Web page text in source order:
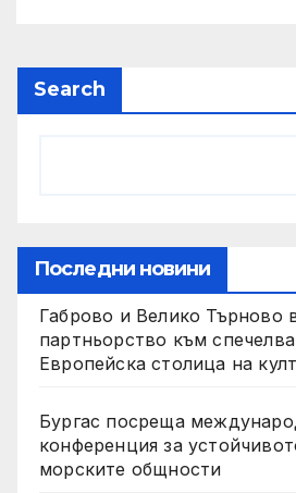
Search
Последни новини
Габрово и Велико Търново
партньорство към
Европейска столица на
Бургас посреща
конференция за
морските общности